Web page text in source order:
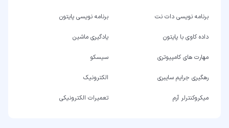
برنامه نویسی دات نت برنامه نویسی پایتون
داده کاوی با پایتون یادگیری ماشین
مهارت های کامپیوتری سیسکو
رهگیری جرایم سایبری الکترونیک
میکروکنترلر آرم تعمیرات الکترونیکی